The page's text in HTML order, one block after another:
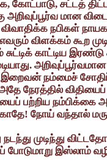
, கோட்பாடு, சட்டத்
அறிவுப்பூர்வ மான
விவாதிக்க நபிகள்
விளக்கம் கூற
சுட்டிக் காட்டிய
நம்மைச்
அதே நேரத்தில்
பற்றிய நம்பிக்கை
நோய் வந்தால்
நடந்து முடிந்து
போடுமாறு இஸ்லாம்